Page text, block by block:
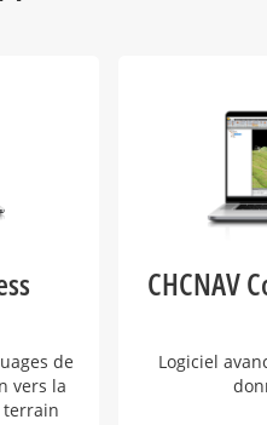
de
vers la
terrain
CHCNAV
Logiciel